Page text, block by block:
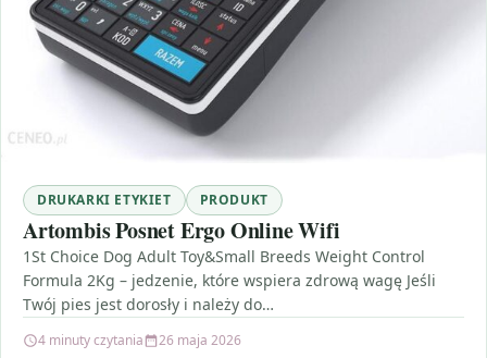
DRUKARKI ETYKIET PRODUKT
Artombis Posnet Ergo Online Wifi
1St Choice Dog Adult Toy&Small Breeds Weight Control
Formula 2Kg – jedzenie, które wspiera zdrową wagę Jeśli
Twój pies jest dorosły i należy do…
4 minuty czytania 26 maja 2026